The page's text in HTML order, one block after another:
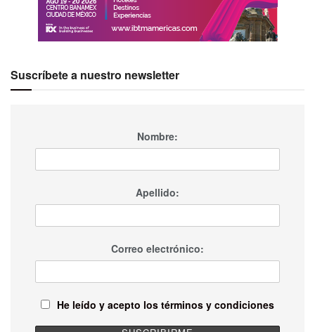
Suscríbete a nuestro newsletter
Nombre:
Apellido:
Correo electrónico:
He leído y acepto los términos y condiciones